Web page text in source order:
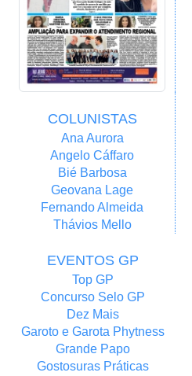
COLUNISTAS
Ana Aurora
Angelo Cáffaro
Bié Barbosa
Geovana Lage
Fernando Almeida
Thávios Mello
EVENTOS GP
Top GP
Concurso Selo GP
Dez Mais
Garoto e Garota Phytness
Grande Papo
Gostosuras Práticas